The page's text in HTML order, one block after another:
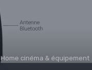
Home cinéma & équipement